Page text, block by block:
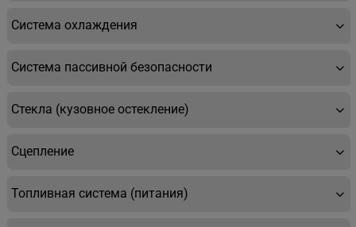
Система охлаждения
Система пассивной безопасности
Стекла (кузовное остекление)
Сцепление
Топливная система (питания)